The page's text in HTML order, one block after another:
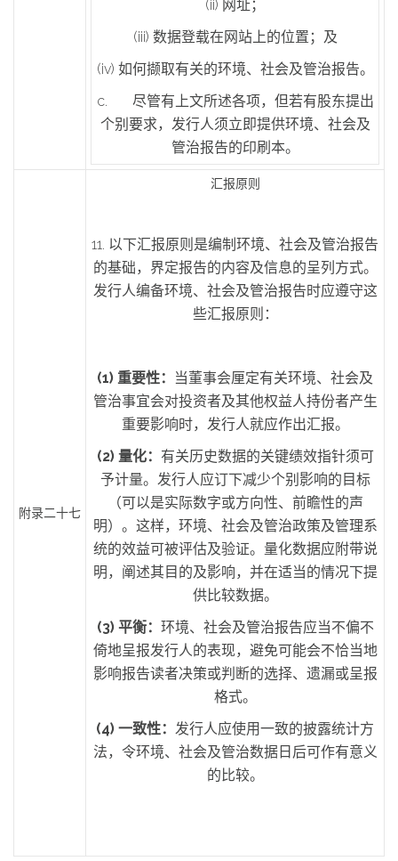
(ii) 网址；
(iii) 数据登载在网站上的位置；及
(iv) 如何撷取有关的环境、社会及管治报告。
c. 尽管有上文所述各项，但若有股东提出
个别要求，发行人须立即提供环境、社会及
管治报告的印刷本。
附录二十七
汇报原则
11. 以下汇报原则是编制环境、社会及管治报告
的基础，界定报告的内容及信息的呈列方式。
发行人编备环境、社会及管治报告时应遵守这
些汇报原则：
(1) 重要性：
当董事会厘定有关环境、社会及
管治事宜会对投资者及其他权益人持份者产生
重要影响时，发行人就应作出汇报。
(2) 量化： 有关历史数据的关键绩效指针须可
予计量。发行人应订下减少个别影响的目标
（可以是实际数字或方向性、前瞻性的声
明）。这样，环境、社会及管治政策及管理系
统的效益可被评估及验证。量化数据应附带说
明，阐述其目的及影响，并在适当的情况下提
供比较数据。
(3) 平衡： 环境、社会及管治报告应当不偏不
倚地呈报发行人的表现，避免可能会不恰当地
影响报告读者决策或判断的选择、遗漏或呈报
格式。
(4) 一致性： 发行人应使用一致的披露统计方
法，令环境、社会及管治数据日后可作有意义
的比较。